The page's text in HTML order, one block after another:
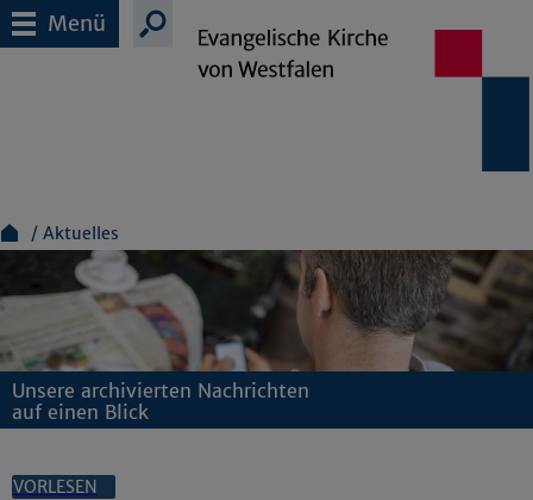
Menü
Aktuelles
Unsere archivierten Nachrichten
auf einen Blick
VORLESEN